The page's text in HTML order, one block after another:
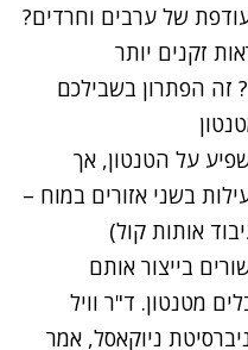
של ערבים וחרדים?
זה הפתרון בשבילכם
על הטנטון, אך
בשני אזורים במוח –
אותות קול)
בייצור אותם
מטנטון. ד"ר וויל
ניוקאסל, אמר